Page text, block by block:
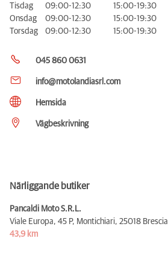
Tisdag
09:00-12:30
15:00-19:30
Onsdag
09:00-12:30
15:00-19:30
Torsdag
09:00-12:30 15:00-19:30
045 860 0631
info@motolandiasrl.com
Hemsida
Vägbeskrivning
Närliggande butiker
Pancaldi Moto S.R.L.
Viale Europa, 45 P, Montichiari, 25018 Brescia
43,9 km